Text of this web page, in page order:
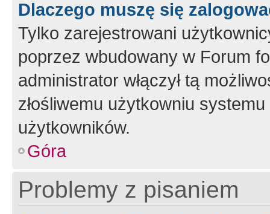
Dlaczego muszę się
Tylko zarejestrowani
poprzez wbudowany w Forum
administrator włączył tą
złośliwemu użytkowniu
użytkowników.
Góra
Problemy z pisaniem